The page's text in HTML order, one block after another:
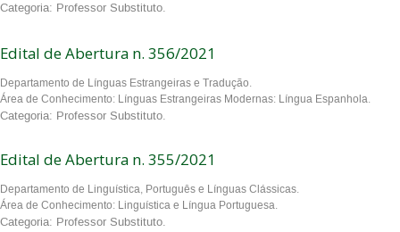
Categoria: Professor Substituto.
Edital de Abertura n. 356/2021
Departamento de Línguas Estrangeiras e Tradução.
Área de Conhecimento: Línguas Estrangeiras Modernas: Língua Espanhola.
Categoria: Professor Substituto.
Edital de Abertura n. 355/2021
Departamento de Linguística, Português e Línguas Clássicas.
Área de Conhecimento: Linguística e Língua Portuguesa.
Categoria: Professor Substituto.